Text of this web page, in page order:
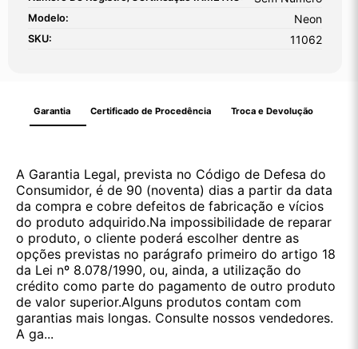
Modelo: Neon
SKU: 11062
Garantia Certificado de Procedência Troca e Devolução
A Garantia Legal, prevista no Código de Defesa do
Consumidor, é de 90 (noventa) dias a partir da data
da compra e cobre defeitos de fabricação e vícios
do produto adquirido.Na impossibilidade de reparar
o produto, o cliente poderá escolher dentre as
opções previstas no parágrafo primeiro do artigo 18
da Lei nº 8.078/1990, ou, ainda, a utilização do
crédito como parte do pagamento de outro produto
de valor superior.Alguns produtos contam com
garantias mais longas. Consulte nossos vendedores.
A ga...